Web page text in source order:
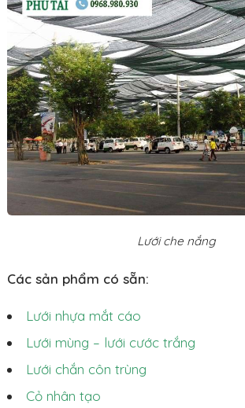
Lưới che nắng
Các sản phẩm có sẵn:
Lưới nhựa mắt cáo
Lưới mùng – lưới cước trắng
Lưới chắn côn trùng
Cỏ nhân tạo